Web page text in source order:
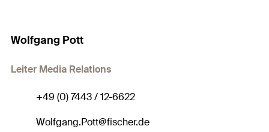
Wolfgang Pott
Leiter Media Relations
+49 (0) 7443 / 12-6622
Wolfgang.Pott@fischer.de